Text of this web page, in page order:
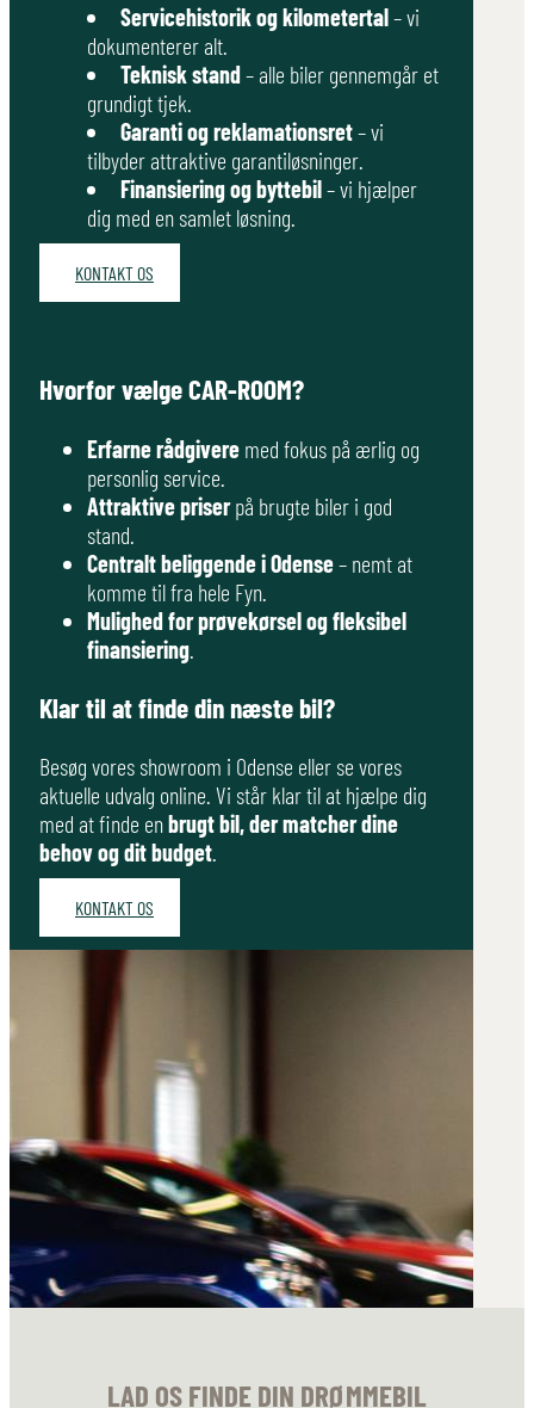
Servicehistorik og kilometertal– vi
dokumenterer alt.
Teknisk stand– alle biler gennemgår et
grundigt tjek.
Garanti og reklamationsret– vi
tilbyder attraktive garantiløsninger.
Finansiering og byttebil– vi hjælper
dig med en samlet løsning.
KONTAKT OS
Hvorfor vælge CAR-ROOM?
Erfarne rådgivere med fokus på ærlig og
personlig service.
Attraktive priserpå brugte biler i god
stand.
Centralt beliggende i Odense– nemt at
komme til fra hele Fyn.
Mulighed for prøvekørsel og fleksibel
finansiering
Klar til at finde din næste bil?
Besøg vores showroom i Odense eller se vores
aktuelle udvalg online. Vi står klar til at hjælpe dig
med at finde enbrugt bil, der matcher dine
behov og dit budget.
KONTAKT OS
LAD OS FINDE DIN DRØMMEBIL